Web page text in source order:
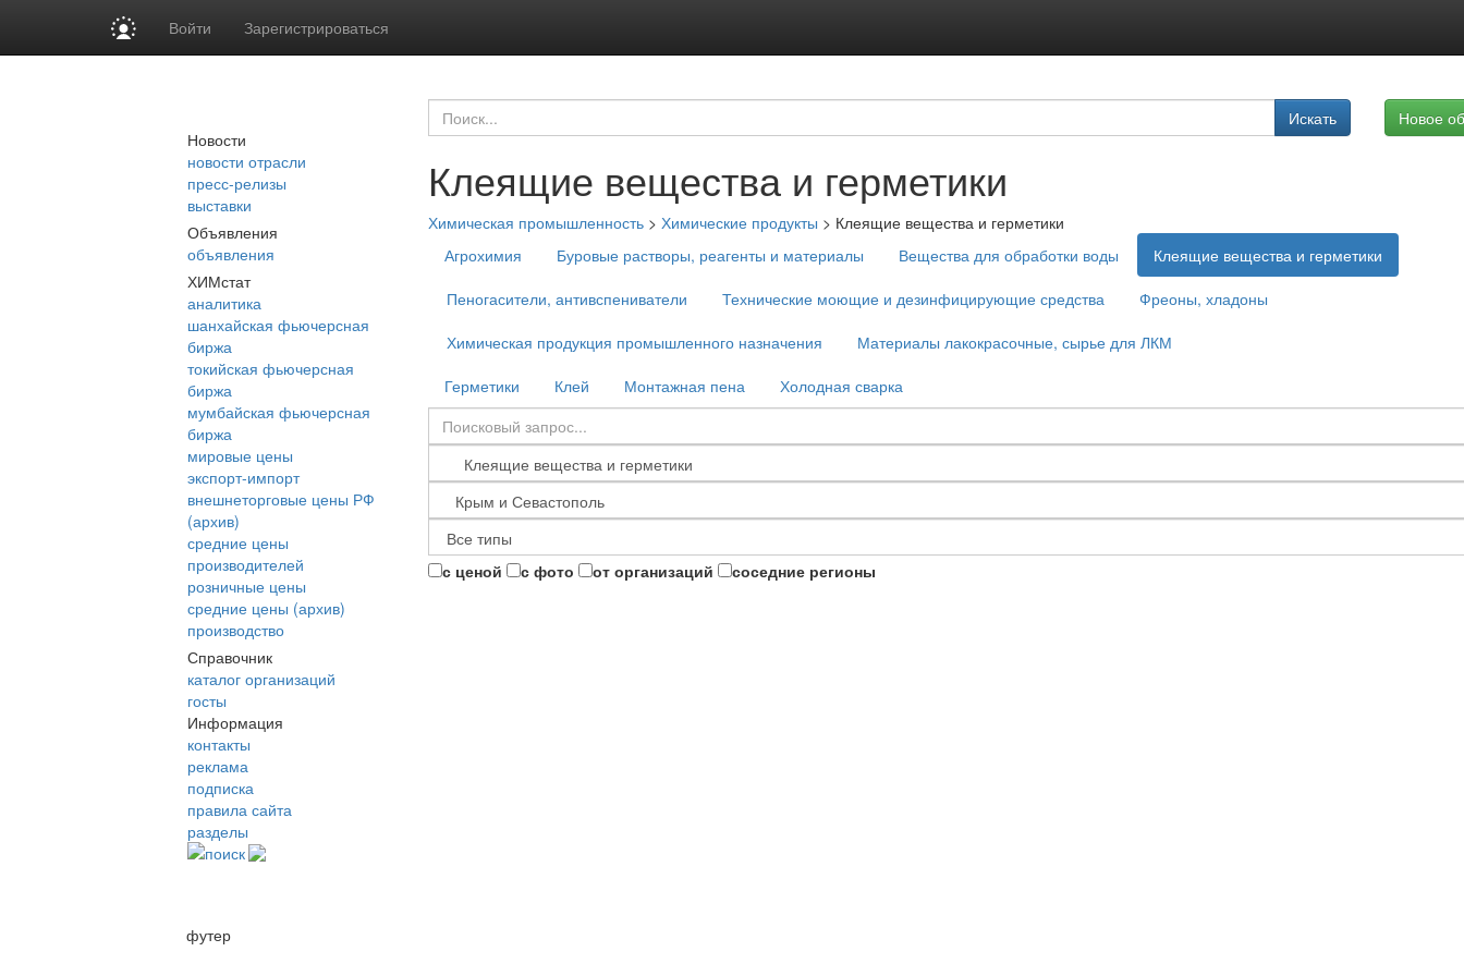
Войти Зарегистрироваться
Новости
новости отрасли
пресс-релизы
выставки
Объявления
объявления
ХИМстат
аналитика
шанхайская фьючерсная
биржа
токийская фьючерсная
биржа
мумбайская фьючерсная
биржа
мировые цены
экспорт-импорт
внешнеторговые цены РФ
(архив)
средние цены
производителей
розничные цены
средние цены (архив)
производство
Справочник
каталог организаций
госты
Информация
контакты
реклама
подписка
правила сайта
разделы
поиск
Искать Новое
Клеящие вещества и герметики
Химическая промышленность > Химические продукты > Клеящие вещества и герметики
Агрохимия
Буровые растворы, реагенты и материалы Вещества для обработки воды
Клеящие вещества и герметики
Пеногасители, антивспениватели
Технические моющие и дезинфицирующие средства
Фреоны, хладоны
Химическая продукция промышленного назначения
Материалы лакокрасочные, сырье для ЛКМ
Герметики
Клей Монтажная пена Холодная сварка
с ценой с фото от организаций соседние регионы
футер